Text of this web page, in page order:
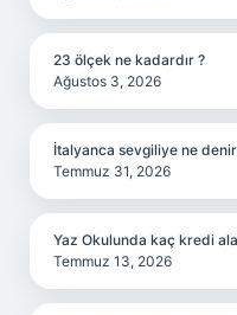
23 ölçek ne kadardır ?
Ağustos 3, 2026
İtalyanca sevgiliye ne
Temmuz 31, 2026
Yaz Okulunda kaç kredi
Temmuz 13, 2026